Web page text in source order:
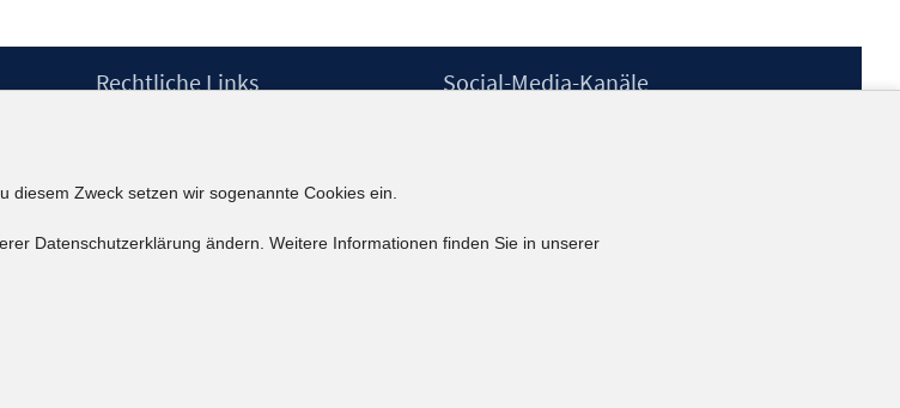
Rechtliche Links
Erklärung zur Barrierefreiheit
Social-Media-Kanäle
kununu
diesem Zweck setzen wir sogenannte Cookies ein.
Datenschutzerklärung ändern. Weitere Informationen finden Sie in unserer